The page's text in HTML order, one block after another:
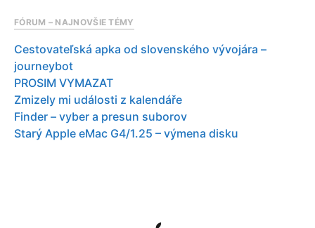
FÓRUM – NAJNOVŠIE TÉMY
Cestovateľská apka od slovenského vývojára –
journeybot
PROSIM VYMAZAT
Zmizely mi události z kalendáře
Finder – vyber a presun suborov
Starý Apple eMac G4/1.25 – výmena disku